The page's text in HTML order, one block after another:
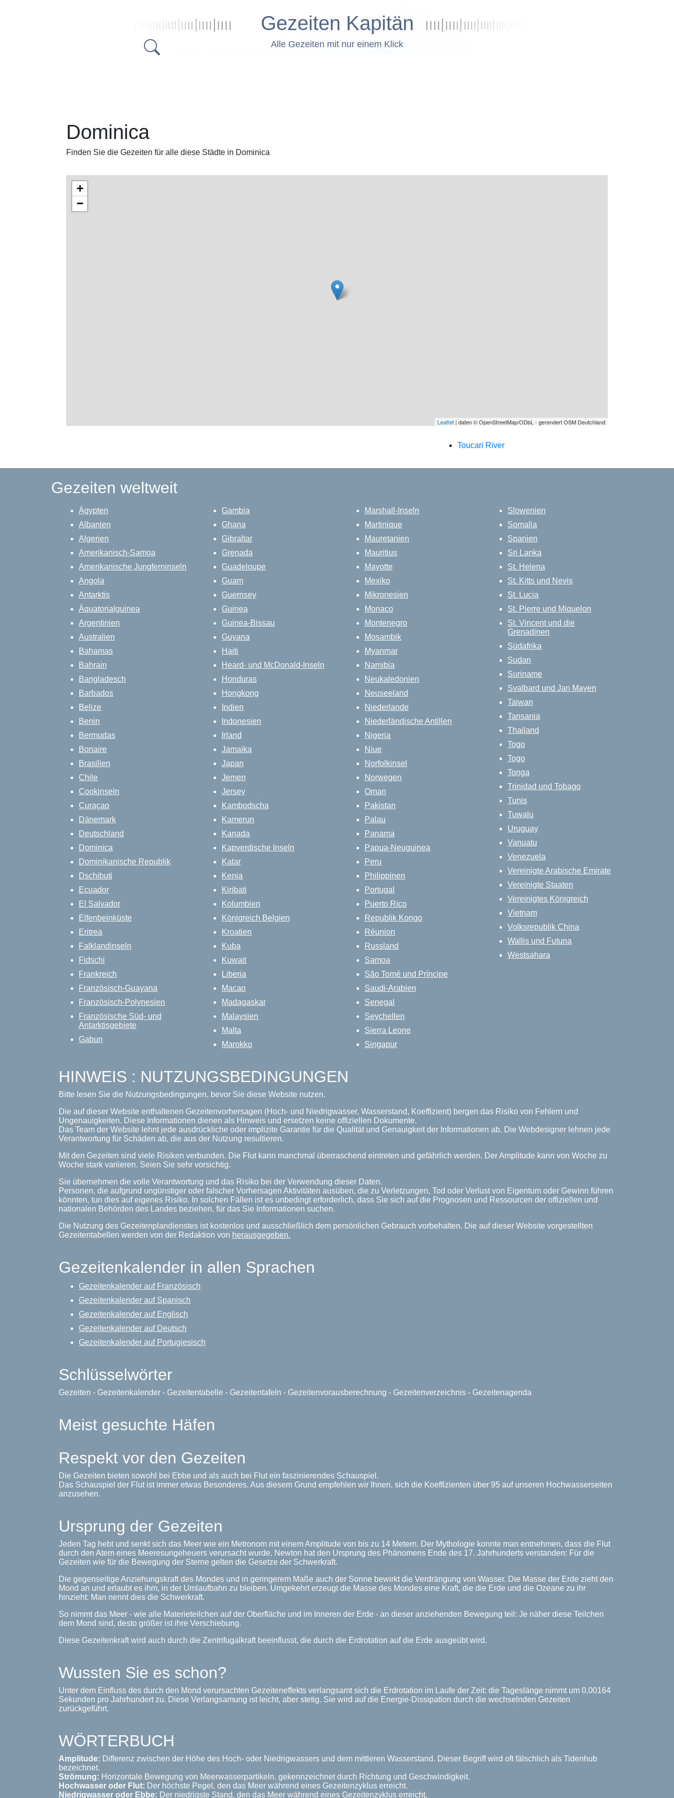
Gezeiten Kapitän
Alle Gezeiten mit nur einem Klick
Dominica
Finden Sie die Gezeiten für alle diese Städte in Dominica
+
−
Leaflet | daten © OpenStreetMap/ODbL - gerendert OSM Deutchland
Toucari River
Gezeiten weltweit
Ägypten
Albanien
Algerien
Amerikanisch-Samoa
Amerikanische Jungferninseln
Angola
Antarktis
Äquatorialguinea
Argentinien
Australien
Bahamas
Bahrain
Bangladesch
Barbados
Belize
Benin
Bermudas
Bonaire
Brasilien
Chile
Cookinseln
Curaçao
Dänemark
Deutschland
Dominica
Dominikanische Republik
Dschibuti
Ecuador
El Salvador
Elfenbeinküste
Eritrea
Falklandinseln
Fidschi
Frankreich
Französisch-Guayana
Französisch-Polynesien
Französische Süd- und
Antarktisgebiete
Gabun
Gambia
Ghana
Gibraltar
Grenada
Guadeloupe
Guam
Guernsey
Guinea
Guinea-Bissau
Guyana
Haiti
Heard- und McDonald-Inseln
Honduras
Hongkong
Indien
Indonesien
Irland
Jamaika
Japan
Jemen
Jersey
Kambodscha
Kamerun
Kanada
Kapverdische Inseln
Katar
Kenia
Kiribati
Kolumbien
Königreich Belgien
Kroatien
Kuba
Kuwait
Liberia
Macao
Madagaskar
Malaysien
Malta
Marokko
Marshall-Inseln
Martinique
Mauretanien
Mauritius
Mayotte
Mexiko
Mikronesien
Monaco
Montenegro
Mosambik
Myanmar
Namibia
Neukaledonien
Neuseeland
Niederlande
Niederländische Antillen
Nigeria
Niue
Norfolkinsel
Norwegen
Oman
Pakistan
Palau
Panama
Papua-Neuguinea
Peru
Philippinen
Portugal
Puerto Rico
Republik Kongo
Réunion
Russland
Samoa
São Tomé und Príncipe
Saudi-Arabien
Senegal
Seychellen
Sierra Leone
Singapur
Slowenien
Somalia
Spanien
Sri Lanka
St. Helena
St. Kitts und Nevis
St. Lucia
St. Pierre und Miquelon
St. Vincent und die
Grenadinen
Südafrika
Sudan
Suriname
Svalbard und Jan Mayen
Taiwan
Tansania
Thailand
Togo
Togo
Tonga
Trinidad und Tobago
Tunis
Tuwalu
Uruguay
Vanuatu
Venezuela
Vereinigte Arabische Emirate
Vereinigte Staaten
Vereinigtes Königreich
Vietnam
Volksrepublik China
Wallis und Futuna
Westsahara
HINWEIS : NUTZUNGSBEDINGUNGEN
Bitte lesen Sie die Nutzungsbedingungen, bevor Sie diese Website nutzen.
Die auf dieser Website enthaltenen Gezeitenvorhersagen (Hoch- und Niedrigwasser, Wasserstand, Koeffizient) bergen das Risiko von Fehlern und
Ungenauigkeiten. Diese Informationen dienen als Hinweis und ersetzen keine offiziellen Dokumente.
Das Team der Website lehnt jede ausdrückliche oder implizite Garantie für die Qualität und Genauigkeit der Informationen ab. Die Webdesigner lehnen jede
Verantwortung für Schäden ab, die aus der Nutzung resultieren.
Mit den Gezeiten sind viele Risiken verbunden. Die Flut kann manchmal überraschend eintreten und gefährlich werden. Der Amplitude kann von Woche zu
Woche stark variieren. Seien Sie sehr vorsichtig.
Sie übernehmen die volle Verantwortung und das Risiko bei der Verwendung dieser Daten.
Personen, die aufgrund ungünstiger oder falscher Vorhersagen Aktivitäten ausüben, die zu Verletzungen, Tod oder Verlust von Eigentum oder Gewinn führen
könnten, tun dies auf eigenes Risiko. In solchen Fällen ist es unbedingt erforderlich, dass Sie sich auf die Prognosen und Ressourcen der offiziellen und
nationalen Behörden des Landes beziehen, für das Sie Informationen suchen.
Die Nutzung des Gezeitenplandienstes ist kostenlos und ausschließlich dem persönlichen Gebrauch vorbehalten. Die auf dieser Website vorgestellten
Gezeitentabellen werden von der Redaktion von herausgegeben.
Gezeitenkalender in allen Sprachen
Gezeitenkalender auf Französisch
Gezeitenkalender auf Spanisch
Gezeitenkalender auf Englisch
Gezeitenkalender auf Deutsch
Gezeitenkalender auf Portugiesisch
Schlüsselwörter
Gezeiten - Gezeitenkalender - Gezeitentabelle - Gezeitentafeln - Gezeitenvorausberechnung - Gezeitenverzeichnis - Gezeitenagenda
Meist gesuchte Häfen
Respekt vor den Gezeiten
Die Gezeiten bieten sowohl bei Ebbe und als auch bei Flut ein faszinierendes Schauspiel.
Das Schauspiel der Flut ist immer etwas Besonderes. Aus diesem Grund empfehlen wir Ihnen, sich die Koeffizienten über 95 auf unseren Hochwasserseiten
anzusehen.
Ursprung der Gezeiten
Jeden Tag hebt und senkt sich das Meer wie ein Metronom mit einem Amplitude von bis zu 14 Metern. Der Mythologie konnte man entnehmen, dass die Flut
durch den Atem eines Meeresungeheuers verursacht wurde. Newton hat den Ursprung des Phänomens Ende des 17. Jahrhunderts verstanden: Für die
Gezeiten wie für die Bewegung der Sterne gelten die Gesetze der Schwerkraft.
Die gegenseitige Anziehungskraft des Mondes und in geringerem Maße auch der Sonne bewirkt die Verdrängung von Wasser. Die Masse der Erde zieht den
Mond an und erlaubt es ihm, in der Umlaufbahn zu bleiben. Umgekehrt erzeugt die Masse des Mondes eine Kraft, die die Erde und die Ozeane zu ihr
hinzieht: Man nennt dies die Schwerkraft.
So nimmt das Meer - wie alle Materieteilchen auf der Oberfläche und im Inneren der Erde - an dieser anziehenden Bewegung teil: Je näher diese Teilchen
dem Mond sind, desto größer ist ihre Verschiebung.
Diese Gezeitenkraft wird auch durch die Zentrifugalkraft beeinflusst, die durch die Erdrotation auf die Erde ausgeübt wird.
Wussten Sie es schon?
Unter dem Einfluss des durch den Mond verursachten Gezeiteneffekts verlangsamt sich die Erdrotation im Laufe der Zeit: die Tageslänge nimmt um 0,00164
Sekunden pro Jahrhundert zu. Diese Verlangsamung ist leicht, aber stetig. Sie wird auf die Energie-Dissipation durch die wechselnden Gezeiten
zurückgeführt.
WÖRTERBUCH
Amplitude: Differenz zwischen der Höhe des Hoch- oder Niedrigwassers und dem mittleren Wasserstand. Dieser Begriff wird oft fälschlich als Tidenhub
bezeichnet.
Strömung: Horizontale Bewegung von Meerwasserpartikeln, gekennzeichnet durch Richtung und Geschwindigkeit.
Hochwasser oder Flut: Der höchste Pegel, den das Meer während eines Gezeitenzyklus erreicht.
Niedrigwasser oder Ebbe: Der niedrigste Stand, den das Meer während eines Gezeitenzyklus erreicht.